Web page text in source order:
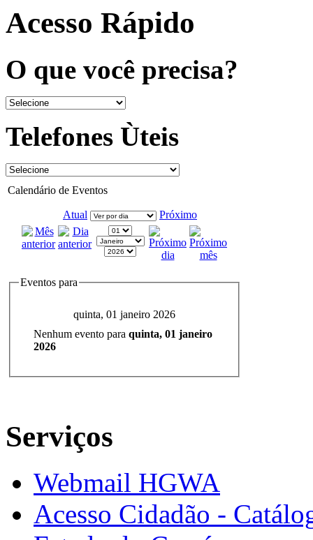
Acesso Rápido
O que você precisa?
Telefones Ùteis
Calendário de Eventos
Atual Próximo
Eventos para
quinta, 01 janeiro 2026
Nenhum evento para quinta, 01 janeiro
2026
Serviços
Webmail HGWA
Acesso Cidadão -